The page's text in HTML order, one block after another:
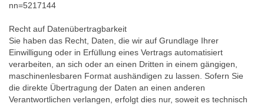
nn=5217144
Recht auf Datenübertragbarkeit
Sie haben das Recht, Daten, die wir auf Grundlage Ihrer
Einwilligung oder in Erfüllung eines Vertrags automatisiert
verarbeiten, an sich oder an einen Dritten in einem gängigen,
maschinenlesbaren Format aushändigen zu lassen. Sofern Sie
die direkte Übertragung der Daten an einen anderen
Verantwortlichen verlangen, erfolgt dies nur, soweit es technisch